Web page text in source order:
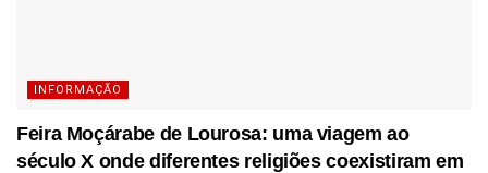
INFORMAÇÃO
Feira Moçárabe de Lourosa: uma viagem ao
século X onde diferentes religiões coexistiram em